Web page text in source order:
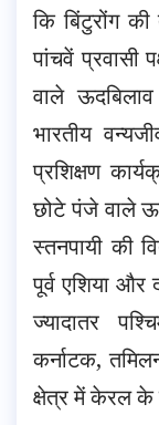
कि बिंटुरोंग
पांचवें प्रवासी
वाले
भारतीय
प्रशिक्षण
छोटे पंजे वाले
स्तनपायी की
पूर्व एशिया
ज्यादातर
कर्नाटक,
क्षेत्र में केरल के